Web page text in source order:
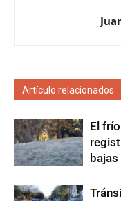
Artículo relacionados
El